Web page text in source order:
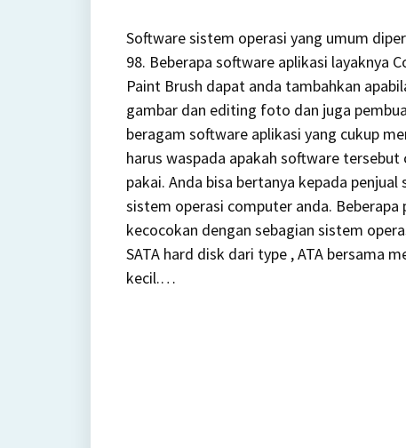
Software sistem operasi yang umum
98. Beberapa software aplikasi layaknya
Paint Brush dapat anda tambahkan
gambar dan editing foto dan juga
beragam software aplikasi yang cukup
harus waspada apakah software
pakai. Anda bisa bertanya kepada
sistem operasi computer anda.
kecocokan dengan sebagian sistem
SATA hard disk dari type , ATA bersama
kecil.…